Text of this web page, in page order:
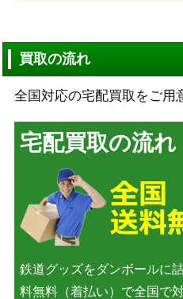
買取の流れ
全国対応の宅配買取をご用
宅配買取の流れ
鉄道グッズをダンボールに
料無料（着払い）で全国で